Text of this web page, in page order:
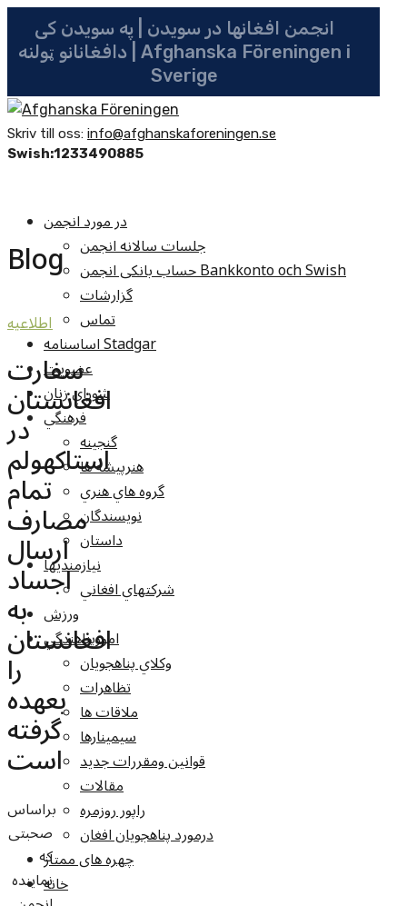
انجمن افغانها در سویدن | په سویدن کی
دافغانانو ټولنه | Afghanska Föreningen i
Sverige
Skriv till oss: info@afghanskaforeningen.se
Swish:1233490885
در مورد انجمن
جلسات سالانه انجمن
حساب بانکی انجمن Bankkonto och Swish
گزارشات
تماس
اساسنامه Stadgar
عضویت
شوراي زنان
فرهنگي
گنجينه
هنرپيشه ها
گروه هاي هنري
نويسندگان
داستان
نيازمنديها
شرکتهاي افغاني
ورزش
امورپناهندگي
وکلاي پناهجويان
تظاهرات
ملاقات ها
سيمينارها
قوانين ومقررات جديد
مقالات
راپور روزمره
درمورد پناهجويان افغان
چهره های ممتاز
خانه
Blog
اطلاعيه
سفارت
افغانستان
در
استاکهولم
تمام
مصارف
ارسال
اجساد
به
افغانستان
را
بعهده
گرفته
است
براساس
صحبتی
که
نماینده